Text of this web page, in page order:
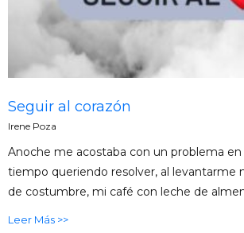
Seguir al corazón
Irene Poza
Anoche me acostaba con un problema
tiempo queriendo resolver, al levantarme
de costumbre, mi café con leche de
Leer Más >>